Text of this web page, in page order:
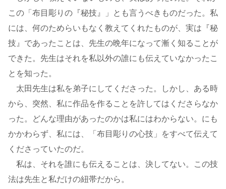
この「布目彫りの『秘技』」とも言うべきものだった。私
には、何のためらいもなく教えてくれたものが、実は『秘
技』であったことは、先生の晩年になって漸く知ることが
できた。先生はそれを私以外の誰にも伝えていなかったこ
とを知った。
太田先生は私を弟子にしてくださった。しかし、ある時
から、突然、私に作品を作ることを許してはくださらなか
った。どんな理由があったのかは私にはわからない。にも
かかわらず、私には、「布目彫りの心技」をすべて伝えて
くださっていたのだ。
私は、それを誰にも伝えることは、決してない。この技
法は先生と私だけの紐帯だから。